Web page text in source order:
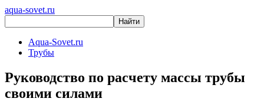
aqua-sovet.ru
Aqua-Sovet.ru
Трубы
Руководство по расчету массы трубы
своими силами